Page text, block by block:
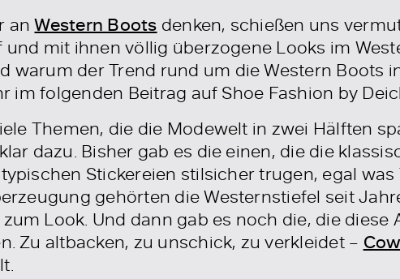
anWestern Boots denken, schießen uns
und mit ihnen völlig überzogene Looks im
warum der Trend rund um die Western Boots
im folgenden Beitrag auf Shoe Fashion by
Themen, die die Modewelt in zwei Hälften
dazu. Bisher gab es die einen, die die
Stickereien stilsicher trugen, egal
gehörten die Westernstiefel seit
Look. Und dann gab es noch die, die
Zu altbacken, zu unschick, zu verkleidet –